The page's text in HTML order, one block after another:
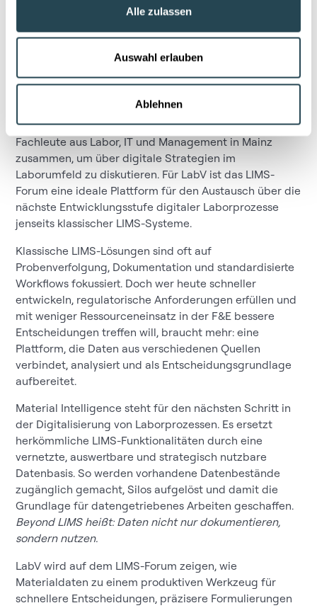
Alle zulassen
Auswahl erlauben
Ablehnen
nutzbares Wissen übersetzen. Genau hier setzt LabV
an.
Beyond LIMS: Entscheidungen
treiben statt Daten zu verwalten
Das alljährliche LIMS-Forum bringt Ende Oktober
Fachleute aus Labor, IT und Management in Mainz
zusammen, um über digitale Strategien im
Laborumfeld zu diskutieren. Für LabV ist das LIMS-
Forum eine ideale Plattform für den Austausch über die
nächste Entwicklungsstufe digitaler Laborprozesse
jenseits klassischer LIMS-Systeme.
Klassische LIMS-Lösungen sind oft auf
Probenverfolgung, Dokumentation und standardisierte
Workflows fokussiert. Doch wer heute schneller
entwickeln, regulatorische Anforderungen erfüllen und
mit weniger Ressourceneinsatz in der F&E bessere
Entscheidungen treffen will, braucht mehr: eine
Plattform, die Daten aus verschiedenen Quellen
verbindet, analysiert und als Entscheidungsgrundlage
aufbereitet.
Material Intelligence steht für den nächsten Schritt in
der Digitalisierung von Laborprozessen. Es ersetzt
herkömmliche LIMS-Funktionalitäten durch eine
vernetzte, auswertbare und strategisch nutzbare
Datenbasis. So werden vorhandene Datenbestände
zugänglich gemacht, Silos aufgelöst und damit die
Grundlage für datengetriebenes Arbeiten geschaffen.
Beyond LIMS heißt: Daten nicht nur dokumentieren,
sondern nutzen.
LabV wird auf dem LIMS-Forum zeigen, wie
Materialdaten zu einem produktiven Werkzeug für
schnellere Entscheidungen, präzisere Formulierungen